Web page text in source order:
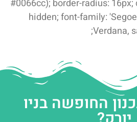
#0066cc); border-radius:
hidden; font-family:
Verdana,
החופשה בניו